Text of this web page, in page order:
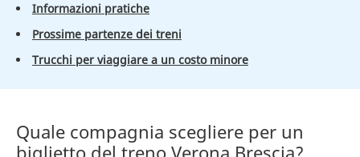
Informazioni pratiche
Prossime partenze dei treni
Trucchi per viaggiare a un costo minore
Quale compagnia scegliere per un
biglietto del treno Verona Brescia?